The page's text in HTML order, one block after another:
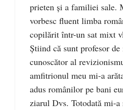
prieten şi a familiei sale.
vorbesc fluent limba
copilărit într-un sat mixt
Ştiind că sunt profesor
cunoscător al
amfitrionul meu mi-a
adus românilor pe bani
ziarul Dvs. Totodată mi-a